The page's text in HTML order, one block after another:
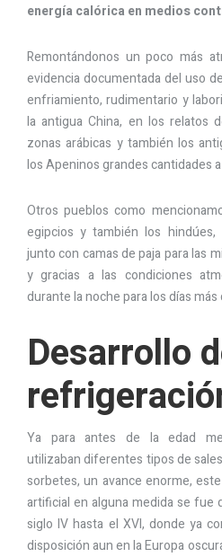
energía calórica en medios
Remontándonos un poco más
evidencia documentada del uso
enfriamiento, rudimentario y
la antigua China, en los relatos
zonas arábicas y también los
los Apeninos grandes cantidades a
Otros pueblos como
egipcios y también los hindúes,
junto con camas de paja para las
y gracias a las condiciones
durante la noche para los días más
Desarrollo
Ya para antes de la edad
utilizaban diferentes tipos de
sorbetes, un avance enorme,
artificial en alguna medida se fue
siglo IV hasta el XVI, donde ya
disposición aun en la Europa